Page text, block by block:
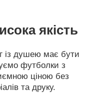
якість
із душею має бути
футболки з
ціною без
та друку.